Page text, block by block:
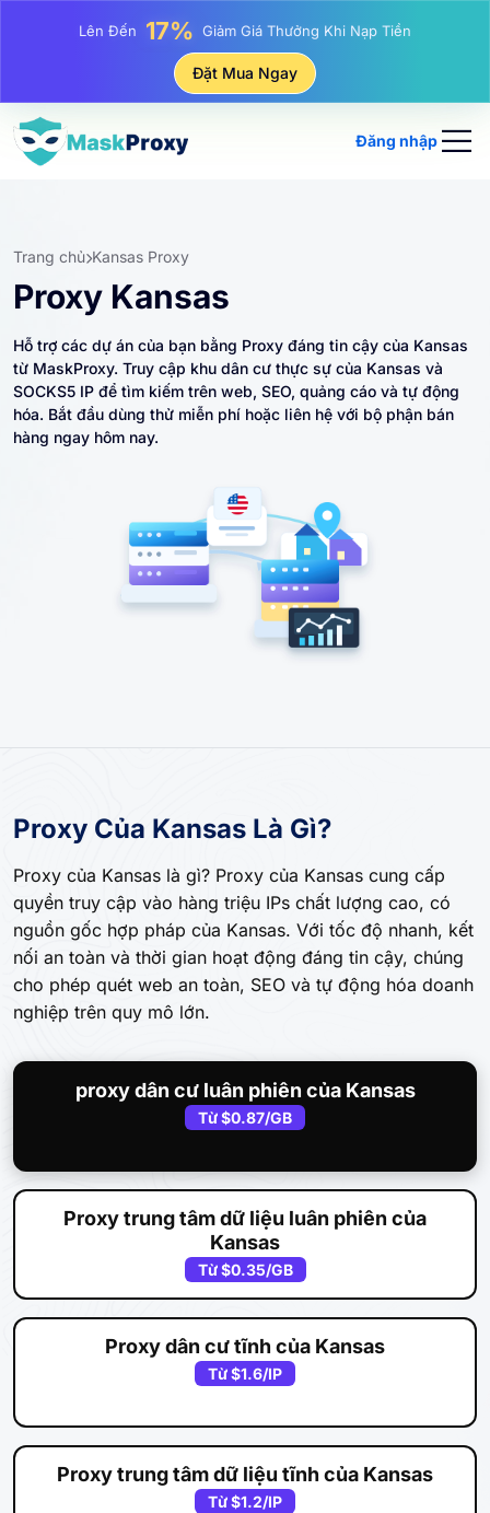
Lên Đến 25% Giảm Giá Khi Mua Hàng IP Tĩnh
Giảm Giá Khi Mua Hàng IP Luân Phiên
Đặt Mua Ngay
Đăng nhập
Trang chủ Kansas Proxy
Proxy Kansas
Hỗ trợ các dự án của bạn bằng Proxy đáng tin cậy của Kansas
từ MaskProxy. Truy cập khu dân cư thực sự của Kansas và
SOCKS5 IP để tìm kiếm trên web, SEO, quảng cáo và tự động
hóa. Bắt đầu dùng thử miễn phí hoặc liên hệ với bộ phận bán
hàng ngay hôm nay.
Proxy Của Kansas Là Gì?
Proxy của Kansas là gì? Proxy của Kansas cung cấp
quyền truy cập vào hàng triệu IPs chất lượng cao, có
nguồn gốc hợp pháp của Kansas. Với tốc độ nhanh, kết
nối an toàn và thời gian hoạt động đáng tin cậy, chúng
cho phép quét web an toàn, SEO và tự động hóa doanh
nghiệp trên quy mô lớn.
proxy dân cư luân phiên của Kansas
Từ$0.87/GB
Proxy trung tâm dữ liệu luân phiên của
Kansas
Từ$0.35/GB
Proxy dân cư tĩnh của Kansas
Từ$1.6/IP
Proxy trung tâm dữ liệu tĩnh của Kansas
Từ$1.2/IP